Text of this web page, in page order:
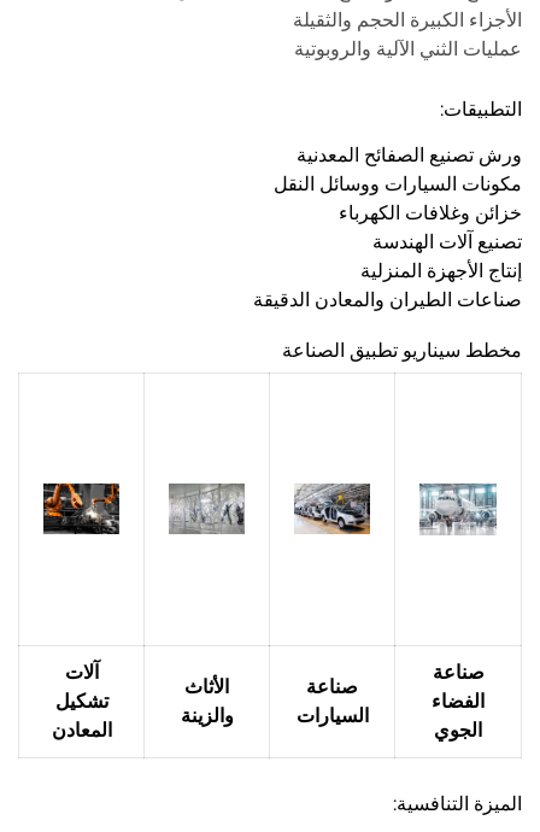
الأجزاء الكبيرة الحجم والثقيلة
عمليات الثني الآلية والروبوتية
التطبيقات:
ورش تصنيع الصفائح المعدنية
مكونات السيارات ووسائل النقل
خزائن وغلافات الكهرباء
تصنيع آلات الهندسة
إنتاج الأجهزة المنزلية
صناعات الطيران والمعادن الدقيقة
مخطط سيناريو تطبيق الصناعة
صناعة
الفضاء
الجوي
صناعة
السيارات
الأثاث
والزينة
آلات
تشكيل
المعادن
الميزة التنافسية: